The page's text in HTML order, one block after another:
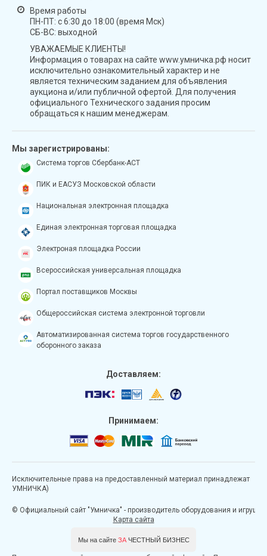
Время работы
ПН-ПТ: с 6:30 до 18:00 (время Мск)
СБ-ВС: выходной
УВАЖАЕМЫЕ КЛИЕНТЫ!
Информация о товарах на сайте www.умничка.рф носит
исключительно ознакомительный характер и не
является техническим заданием для объявления
аукциона и/или публичной офертой. Для получения
официального Технического задания просим
обращаться к нашим менеджерам.
Мы зарегистрированы:
Система торгов Сбербанк-АСТ
ПИК и ЕАСУЗ Московской области
Национальная электронная площадка
Единая электронная торговая площадка
Электроная площадка России
Всероссийская универсальная площадка
Портал поставщиков Москвы
Общероссийская система электронной торговли
Автоматизированная система торгов государственного
оборонного заказа
Доставляем:
Принимаем:
Исключительные права на предоставленный материал принадлежат
УМНИЧКА)
© Официальный сайт "Умничка" - производитель оборудования и
Карта сайта
Мы на сайте ЗАЧЕСТНЫЙ БИЗНЕС